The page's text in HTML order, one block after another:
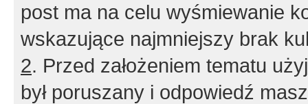
post ma na celu wyśmiewanie
wskazujące najmniejszy brak
2. Przed założeniem tematu
był poruszany i odpowiedź